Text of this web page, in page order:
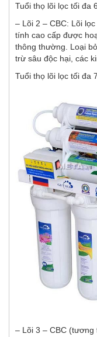
Tuổi thọ lõi lọc tối đa
– Lõi 2 – CBC: Lõi
tính cao cấp được
thông thường. Loại
trừ sâu độc hại, các
Tuổi thọ lõi lọc tối đa
– Lõi 3 – CBC (tương